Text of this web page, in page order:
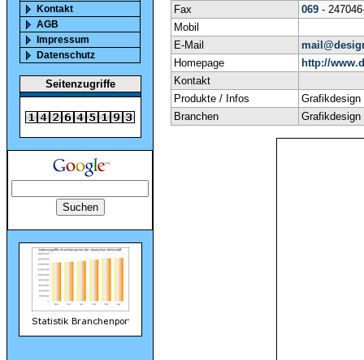
Kontakt
AGB
Impressum
Datenschutz
Seitenzugriffe
Fax
069-
Mobil
E-Mail
Homepage
http://
Kontakt
Produkte / Infos
Grafikdesign
Branchen
Grafikdesign